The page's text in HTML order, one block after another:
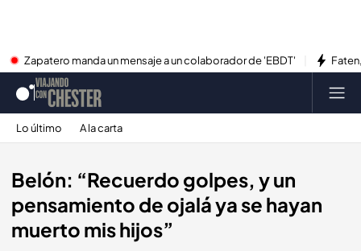
Zapatero manda un mensaje a un colaborador de 'EBDT'
Lo último A la carta
Belón: “Recuerdo golpes, y un
pensamiento de ojalá ya se hayan
muerto mis hijos”